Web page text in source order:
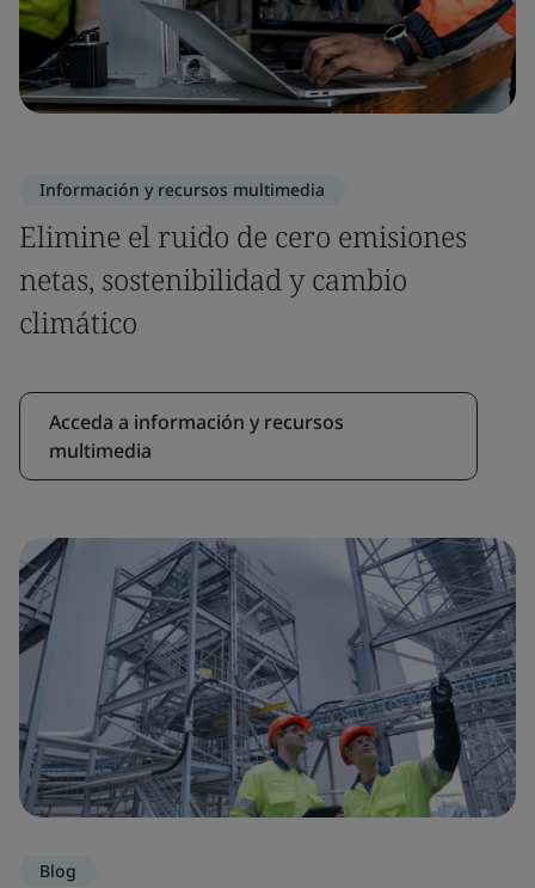
Información y recursos multimedia
Elimine el ruido de cero emisiones
netas, sostenibilidad y cambio
climático
Acceda a información y recursos
multimedia
Blog